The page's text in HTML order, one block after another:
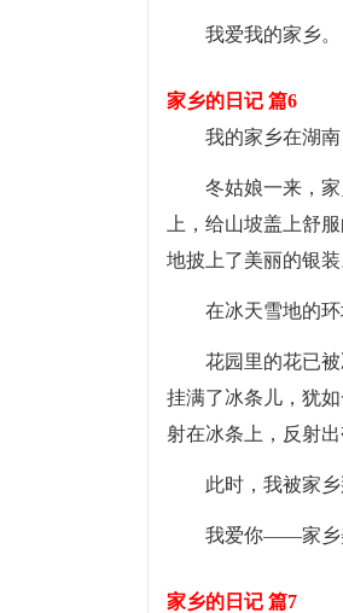
我爱我的家乡。
家乡的日记 篇6
我的家乡在湖
冬姑娘一来，
上，给山坡盖上舒
地披上了美丽的银装
在冰天雪地的
花园里的花已
挂满了冰条儿，犹
射在冰条上，反射
此时，我被家乡
我爱你——家乡
家乡的日记 篇7